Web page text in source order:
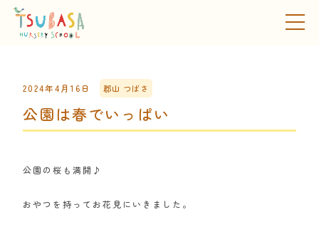
公園は春でいっぱい
2024年4月16日 郡山 つばさ
公園の桜も満開♪
おやつを持ってお花見にいきました。